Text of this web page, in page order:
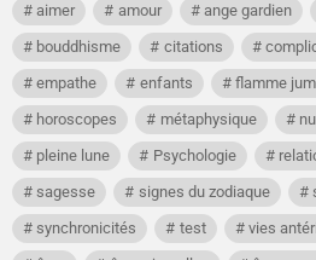
aimer amour ange gardien
bouddhisme
citations
empathe
enfants flamme
horoscopes
métaphysique
pleine lune
Psychologie
sagesse
signes du zodiaque
synchronicités
test vies